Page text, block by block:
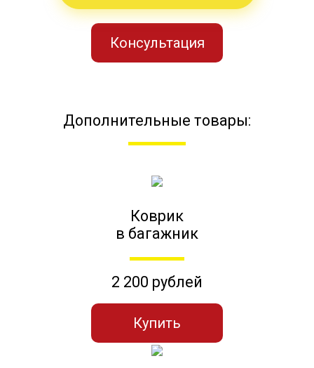
Консультация
Дополнительные товары:
Коврик
в багажник
2 200 рублей
Купить